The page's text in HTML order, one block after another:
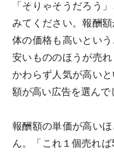
「そりゃそうだろう
みてください。報酬
体の価格も高いとい
安いもののほうが売
かわらず人気が高い
額が高い広告を選んで
報酬額の単価が高い
ん。「これ１個売れ